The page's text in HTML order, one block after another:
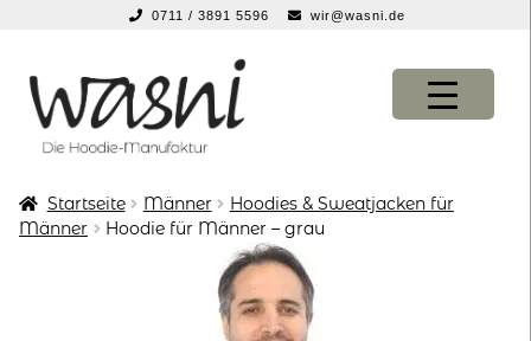
0711 / 3891 5596 wir@wasni.de
Navigation
springen
Inhalt
springen
KONFIGURATOR
KONFIGURATOR
Startseite Männer
Hoodies & Sweatjacken für
Männer
Hoodie für Männer – grau